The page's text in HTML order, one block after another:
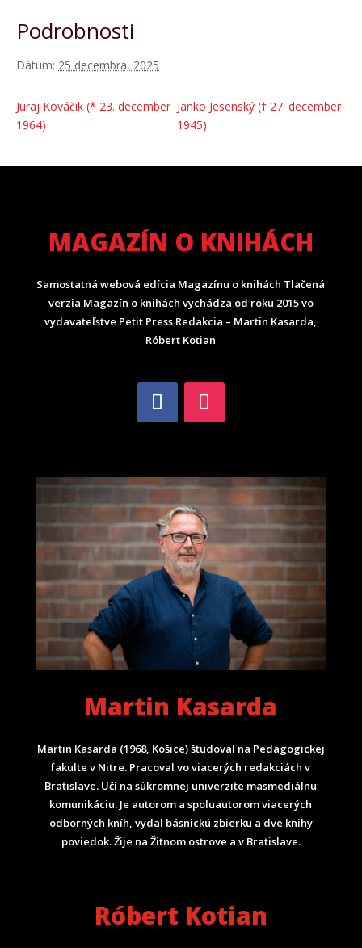
Podrobnosti
Dátum: 25 decembra, 2025
Juraj Kováčik (* 23. december
1964)
Janko Jesenský († 27. december
1945)
MAGAZÍN O KNIHÁCH
Samostatná webová edícia Magazínu o knihách Tlačená
verzia Magazín o knihách vychádza od roku 2015 vo
vydavateľstve Petit Press Redakcia – Martin Kasarda,
Róbert Kotian
Martin Kasarda
Martin Kasarda (1968, Košice) študoval na Pedagogickej
fakulte v Nitre. Pracoval vo viacerých redakciách v
Bratislave. Učí na súkromnej univerzite masmediálnu
komunikáciu. Je autorom a spoluautorom viacerých
odborných kníh, vydal básnickú zbierku a dve knihy
poviedok. Žije na Žitnom ostrove a v Bratislave.
Róbert Kotian